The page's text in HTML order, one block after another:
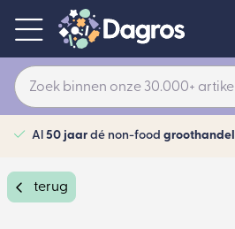
Al 50 jaar dé non-food groothandel
terug